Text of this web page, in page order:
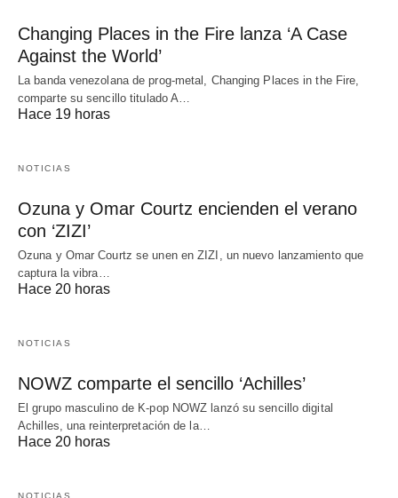
Changing Places in the Fire lanza ‘A Case
Against the World’
La banda venezolana de prog-metal, Changing Places in the Fire,
comparte su sencillo titulado A…
Hace 19 horas
NOTICIAS
Ozuna y Omar Courtz encienden el verano
con ‘ZIZI’
Ozuna y Omar Courtz se unen en ZIZI, un nuevo lanzamiento que
captura la vibra…
Hace 20 horas
NOTICIAS
NOWZ comparte el sencillo ‘Achilles’
El grupo masculino de K-pop NOWZ lanzó su sencillo digital
Achilles, una reinterpretación de la…
Hace 20 horas